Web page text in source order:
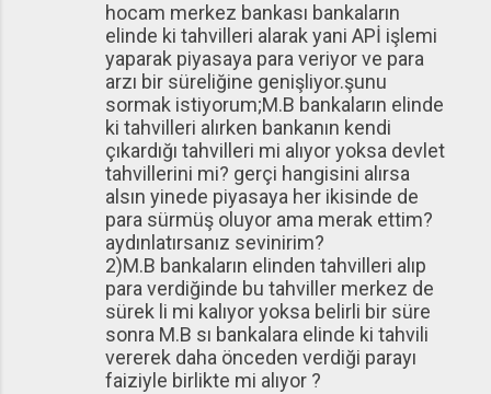
hocam merkez bankası bankaların
elinde ki tahvilleri alarak yani APİ işlemi
yaparak piyasaya para veriyor ve para
arzı bir süreliğine genişliyor.şunu
sormak istiyorum;M.B bankaların elinde
ki tahvilleri alırken bankanın kendi
çıkardığı tahvilleri mi alıyor yoksa devlet
tahvillerini mi? gerçi hangisini alırsa
alsın yinede piyasaya her ikisinde de
para sürmüş oluyor ama merak ettim?
aydınlatırsanız sevinirim?
2)M.B bankaların elinden tahvilleri alıp
para verdiğinde bu tahviller merkez de
sürek li mi kalıyor yoksa belirli bir süre
sonra M.B sı bankalara elinde ki tahvili
vererek daha önceden verdiği parayı
faiziyle birlikte mi alıyor ?